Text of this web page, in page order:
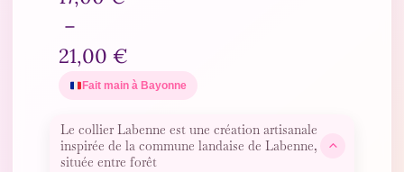
–
21,00 €
Fait main à Bayonne
Le collier Labenne est une création artisanale
inspirée de la commune landaise de Labenne,
située entre forêt